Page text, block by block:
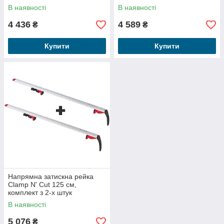
В наявності
4 436 ₴
Купити
В наявності
4 589 ₴
Купити
Напрямна затискна рейка
Clamp N' Cut 125 см,
комплект з 2-х штук
В наявності
5 076 ₴